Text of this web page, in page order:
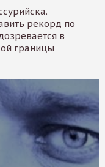
рекорд по
в
границы